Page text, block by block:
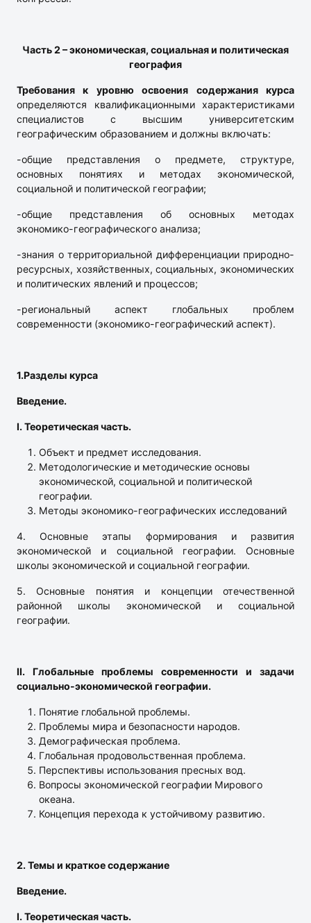
Часть 2 – экономическая, социальная и политическая
география
Требования к уровню освоения содержания курса
определяются квалификационными характеристиками
специалистов с высшим университетским
географическим образованием и должны включать:
-общие представления о предмете, структуре,
основных понятиях и методах экономической,
социальной и политической географии;
-общие представления об основных методах
экономико-географического анализа;
-знания о территориальной дифференциации природно-
ресурсных, хозяйственных, социальных, экономических
и политических явлений и процессов;
-региональный аспект глобальных проблем
современности (экономико-географический аспект).
1.Разделы курса
Введение.
I.Теоретическая часть.
Объект и предмет исследования.
Методологические и методические основы
экономической, социальной и политической
географии.
Методы экономико-географических исследований
4. Основные этапы формирования и развития
экономической и социальной географии. Основные
школы экономической и социальной географии.
5. Основные понятия и концепции отечественной
районной школы экономической и социальной
географии.
II. Глобальные проблемы современности и задачи
социально-экономической географии.
Понятие глобальной проблемы.
Проблемы мира и безопасности народов.
Демографическая проблема.
Глобальная продовольственная проблема.
Перспективы использования пресных вод.
Вопросы экономической географии Мирового
океана.
Концепция перехода к устойчивому развитию.
2. Темы и краткое содержание
Введение.
I.Теоретическая часть.